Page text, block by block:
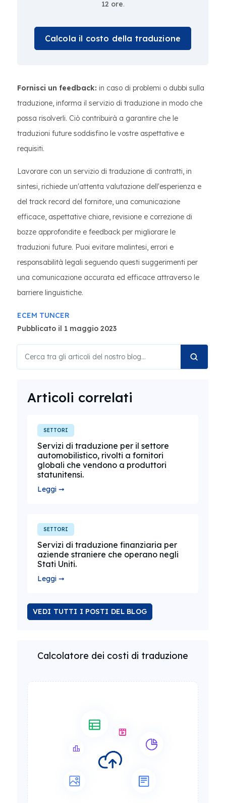
12 ore.
Calcola il costo della traduzione
Fornisci un feedback: in caso di problemi o dubbi sulla
traduzione, informa il servizio di traduzione in modo che
possa risolverli. Ciò contribuirà a garantire che le
traduzioni future soddisfino le vostre aspettative e
requisiti.
Lavorare con un servizio di traduzione di contratti, in
sintesi, richiede un'attenta valutazione dell'esperienza e
del track record del fornitore, una comunicazione
efficace, aspettative chiare, revisione e correzione di
bozze approfondite e feedback per migliorare le
traduzioni future. Puoi evitare malintesi, errori e
responsabilità legali seguendo questi suggerimenti per
una comunicazione accurata ed efficace attraverso le
barriere linguistiche.
ECEM TUNCER
Pubblicato il 1 maggio 2023
Articoli correlati
SETTORI
Servizi di traduzione per il settore
automobilistico, rivolti a fornitori
globali che vendono a produttori
statunitensi.
Leggi ➞
SETTORI
Servizi di traduzione finanziaria per
aziende straniere che operano negli
Stati Uniti.
Leggi ➞
VEDI TUTTI I POSTI DEL BLOG
Calcolatore dei costi di traduzione